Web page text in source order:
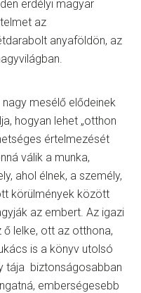
erdélyi magyar
az
anyaföldön, az
mesélő elődeinek
hogyan lehet „otthon
értelmezését
válik a munka,
ahol élnek, a személy,
körülmények között
az embert. Az igazi
lelke, ott az otthona,
is a könyv utolsó
tája biztonságosabban
emberségesebb